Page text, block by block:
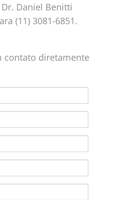
Daniel Benitti
(11) 3081-6851.
contato diretamente